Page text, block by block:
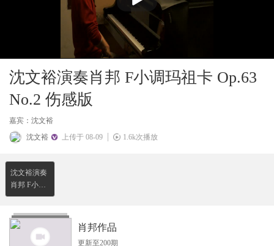
沈文裕演奏肖邦 F小调玛祖卡 Op.63
No.2 伤感版
嘉宾：沈文裕
沈文裕
上传于 08-09 1.6k次播放
沈文裕演奏
肖邦 F小调
玛祖卡 Op
肖邦作品
更新至200期